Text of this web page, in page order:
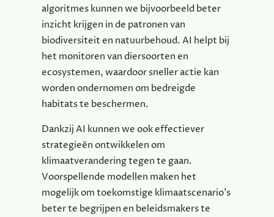
algoritmes kunnen we bijvoorbeeld beter
inzicht krijgen in de patronen van
biodiversiteit en natuurbehoud. AI helpt bij
het monitoren van diersoorten en
ecosystemen, waardoor sneller actie kan
worden ondernomen om bedreigde
habitats te beschermen.
Dankzij AI kunnen we ook effectiever
strategieën ontwikkelen om
klimaatverandering tegen te gaan.
Voorspellende modellen maken het
mogelijk om toekomstige klimaatscenario’s
beter te begrijpen en beleidsmakers te